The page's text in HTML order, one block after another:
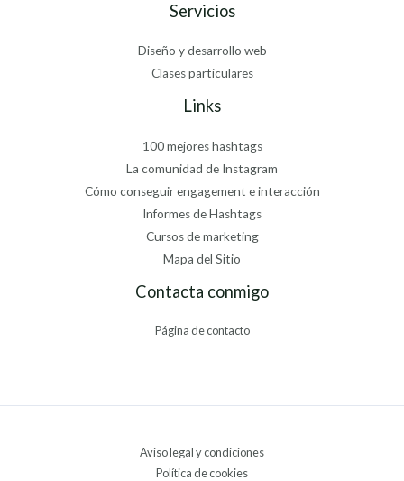
Servicios
Diseño y desarrollo web
Clases particulares
Links
100 mejores hashtags
La comunidad de Instagram
Cómo conseguir engagement e interacción
Informes de Hashtags
Cursos de marketing
Mapa del Sitio
Contacta conmigo
Página de contacto
Aviso legal y condiciones
Política de cookies